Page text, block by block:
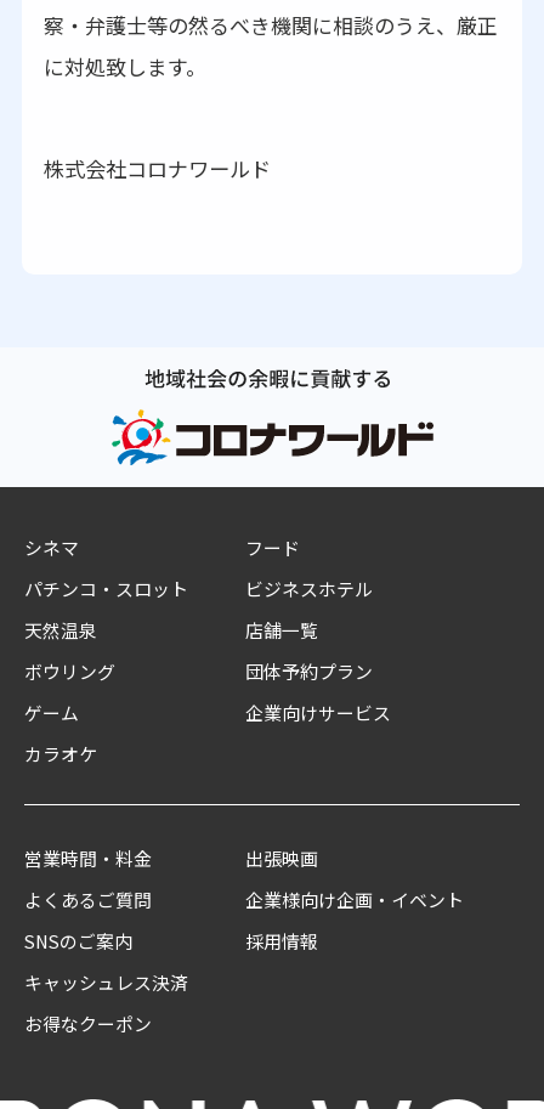
察・弁護士等の然るべき機関に相談のうえ、厳正
に対処致します。
株式会社コロナワールド
シネマ
パチンコ・スロット
天然温泉
ボウリング
ゲーム
カラオケ
フード
ビジネスホテル
店舗一覧
団体予約プラン
企業向けサービス
営業時間・料金
よくあるご質問
SNSのご案内
キャッシュレス決済
お得なクーポン
出張映画
企業様向け企画・イベント
採用情報